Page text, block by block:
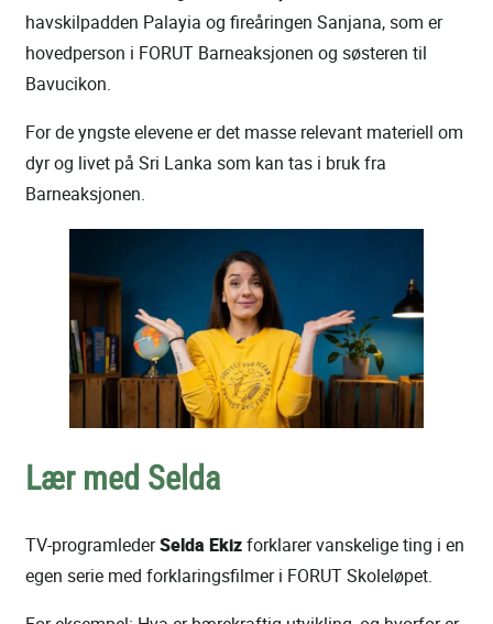
havskilpadden Palayia og fireåringen Sanjana, som er
hovedperson i FORUT Barneaksjonen og søsteren til
Bavucikon.
For de yngste elevene er det masse relevant materiell om
dyr og livet på Sri Lanka som kan tas i bruk fra
Barneaksjonen.
Lær med Selda
TV-programlederSelda Ekizforklarer vanskelige ting i en
egen serie med forklaringsfilmer i FORUT Skoleløpet.